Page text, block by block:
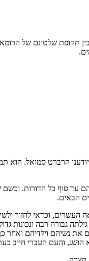
תקופת שלטונם של
הרברט סמואל.
סוף כל הדורות.
הבאים.
העשרים, וכדאי
גבורה רבה
את נשיהם וילדיהם
והעם העברי חייב